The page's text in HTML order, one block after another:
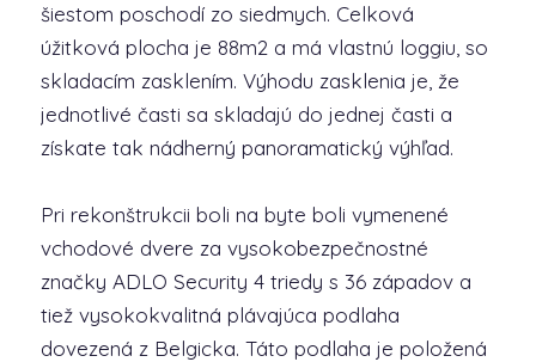
šiestom poschodí zo siedmych. Celková
úžitková plocha je 88m2 a má vlastnú loggiu, so
skladacím zasklením. Výhodu zasklenia je, že
jednotlivé časti sa skladajú do jednej časti a
získate tak nádherný panoramatický výhľad.
Pri rekonštrukcii boli na byte boli vymenené
vchodové dvere za vysokobezpečnostné
značky ADLO Security 4 triedy s 36 západov a
tiež vysokokvalitná plávajúca podlaha
dovezená z Belgicka. Táto podlaha je položená